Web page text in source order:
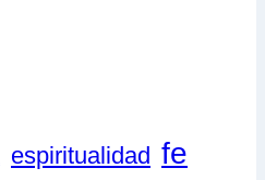
espiritualidad fe